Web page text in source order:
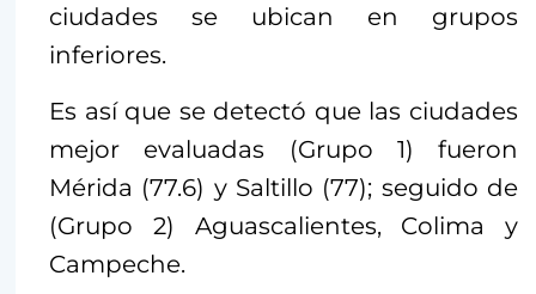
ciudades se ubican en grupos
inferiores.
Es así que se detectó que las ciudades
mejor evaluadas (Grupo 1) fueron
Mérida (77.6) y Saltillo (77); seguido de
(Grupo 2) Aguascalientes, Colima y
Campeche.